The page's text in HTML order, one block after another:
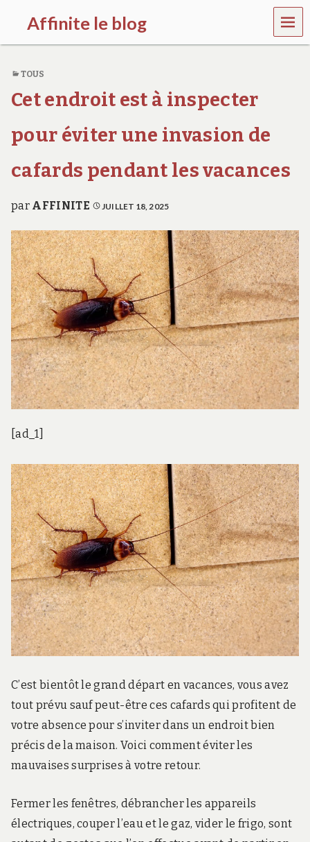
Affinite le blog
e
p
l
u
s
i
MEN
U
TOUS
Cet endroit est à inspecter
pour éviter une invasion de
cafards pendant les vacances
par AFFINITE JUILLET 18, 2025
[ad_1]
C’est bientôt le grand départ en vacances, vous avez
tout prévu sauf peut-être ces cafards qui profitent de
votre absence pour s’inviter dans un endroit bien
précis de la maison. Voici comment éviter les
mauvaises surprises à votre retour.
Fermer les fenêtres, débrancher les appareils
électriques, couper l’eau et le gaz, vider le frigo, sont